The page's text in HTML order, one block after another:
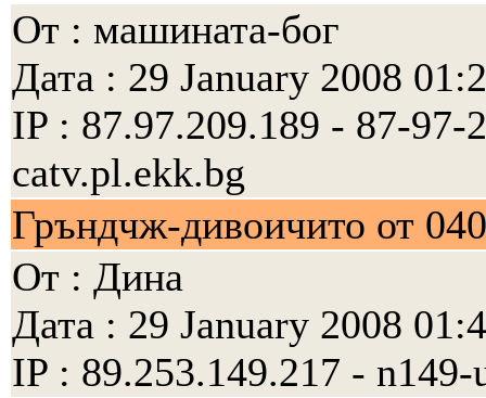
От : машината-бог
Дата : 29 January 2008
IP : 87.97.209.189 - 87-97-
catv.pl.ekk.bg
Гръндчж-дивоичито от
От : Дина
Дата : 29 January 2008
IP : 89.253.149.217 -